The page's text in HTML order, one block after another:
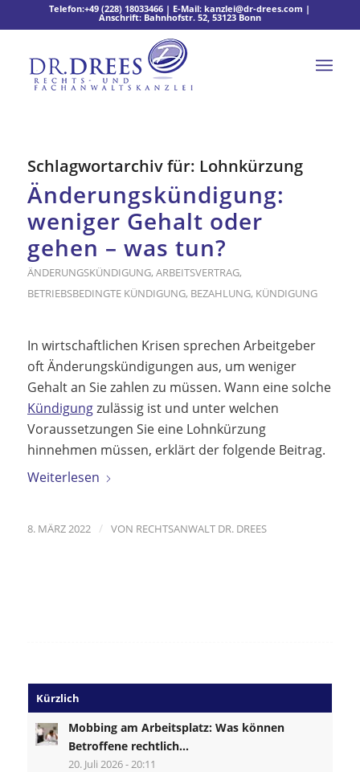
Telefon:+49 (228) 18033466 | E-Mail:kanzlei@dr-drees.com |
Anschrift: Bahnhofstr. 52, 53123 Bonn
Schlagwortarchiv für: Lohnkürzung
Änderungskündigung:
weniger Gehalt oder
gehen – was tun?
ÄNDERUNGSKÜNDIGUNG, ARBEITSVERTRAG,
BETRIEBSBEDINGTE KÜNDIGUNG, BEZAHLUNG, KÜNDIGUNG
In wirtschaftlichen Krisen sprechen Arbeitgeber
oft Änderungskündigungen aus, um weniger
Gehalt an Sie zahlen zu müssen. Wann eine solche
Kündigungzulässig ist und unter welchen
Voraussetzungen Sie eine Lohnkürzung
hinnehmen müssen, erklärt der folgende Beitrag.
Weiterlesen
8. MÄRZ 2022 / VON RECHTSANWALT DR. DREES
Kürzlich
Mobbing am Arbeitsplatz: Was können
Betroffene rechtlich...
20. Juli 2026 - 20:11